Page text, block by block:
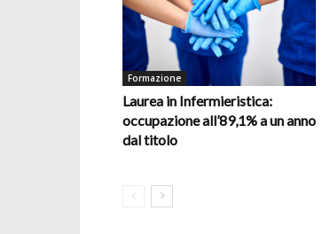
Formazione
Laurea in Infermieristica:
occupazione all’89,1% a un anno
dal titolo